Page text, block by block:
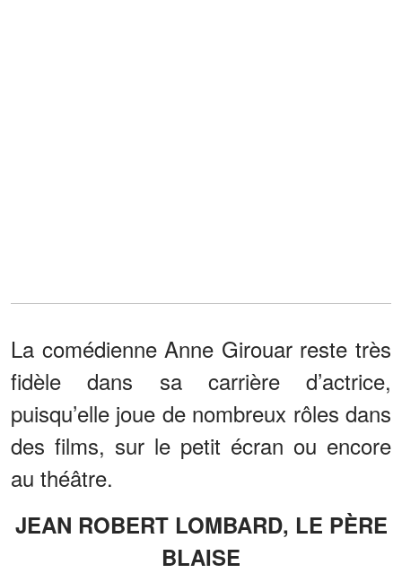
La comédienne Anne Girouar reste très
fidèle dans sa carrière d’actrice,
puisqu’elle joue de nombreux rôles dans
des films, sur le petit écran ou encore
au théâtre.
JEAN ROBERT LOMBARD, LE PÈRE
BLAISE